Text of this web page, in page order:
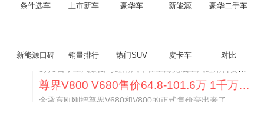
条件选车 上市新车 豪华车 新能源 豪华二手车
新能源口碑 销量排行 热门SUV 皮卡车 对比通用CEO缺席签约 3年未踏足中国 释放反常信号
尊界V800 V680售价64.8-101.6万 1千万内最好的MPV
余承东刚刚把尊界V680和V800的正式售价亮出来了——64.8万起和76.6万起。对比预售时65-90万和80-120万的区间，起售价都往下调了一截，这个信号很明确：尊界想在百万级MPV市场尽快站稳脚跟。